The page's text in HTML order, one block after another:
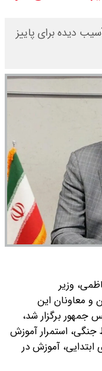
جمعه
/هر اونس طلا چند ؟ +
دیده برای پاییز
وزیر
معاونان این
جمهور برگزار شد،
جنگی، استمرار آموزش
ابتدایی، آموزش در